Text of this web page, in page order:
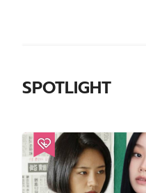
SPOTLIGHT